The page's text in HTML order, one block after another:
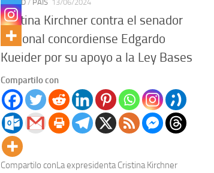
CIUDAD / PAÍS 13/06/2024
Cristina Kirchner contra el senador
nacional concordiense Edgardo
Kueider por su apoyo a la Ley Bases
Compartilo con
Compartilo conLa expresidenta Cristina Kirchner